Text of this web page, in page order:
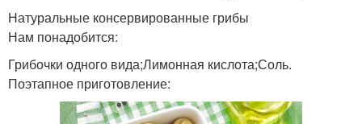
Натуральные консервированные грибы
Нам понадобится:
Грибочки одного вида;Лимонная кислота;Соль.
Поэтапное приготовление: